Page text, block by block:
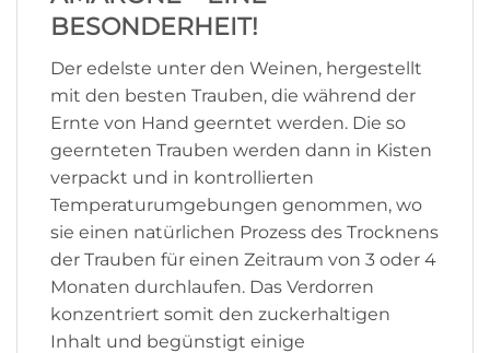
BESONDERHEIT!
Der edelste unter den Weinen, hergestellt
mit den besten Trauben, die während der
Ernte von Hand geerntet werden. Die so
geernteten Trauben werden dann in Kisten
verpackt und in kontrollierten
Temperaturumgebungen genommen, wo
sie einen natürlichen Prozess des Trocknens
der Trauben für einen Zeitraum von 3 oder 4
Monaten durchlaufen. Das Verdorren
konzentriert somit den zuckerhaltigen
Inhalt und begünstigt einige